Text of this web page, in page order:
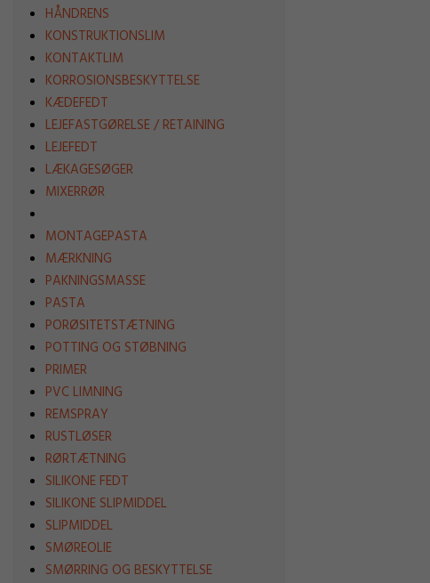
HÅNDRENS
KONSTRUKTIONSLIM
KONTAKTLIM
KORROSIONSBESKYTTELSE
KÆDEFEDT
LEJEFASTGØRELSE / RETAINING
LEJEFEDT
LÆKAGESØGER
MIXERRØR
MONTAGEPASTA
MÆRKNING
PAKNINGSMASSE
PASTA
PORØSITETSTÆTNING
POTTING OG STØBNING
PRIMER
PVC LIMNING
REMSPRAY
RUSTLØSER
RØRTÆTNING
SILIKONE FEDT
SILIKONE SLIPMIDDEL
SLIPMIDDEL
SMØREOLIE
SMØRRING OG BESKYTTELSE